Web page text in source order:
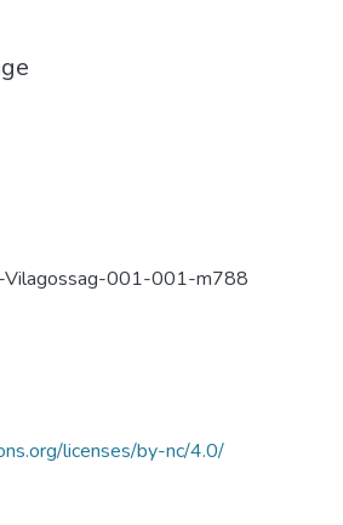
001-001-m788
licenses/by-nc/4.0/